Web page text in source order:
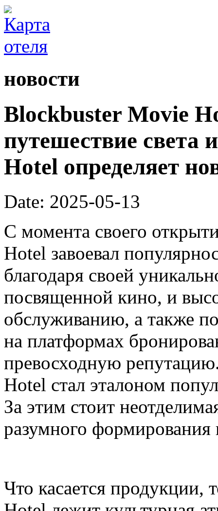
новости
Blockbuster Movie
путешествие света
Hotel определяет
Date: 2025-05-13
С момента своего
Hotel завоевал
благодаря своей
посвященной кино, и
обслуживанию, а также
на платформах
превосходную
Hotel стал эталоном
За этим стоит
разумного
Что касается продукции,